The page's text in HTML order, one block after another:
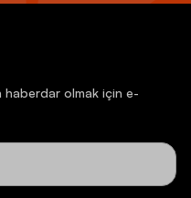
haberdar olmak için e-